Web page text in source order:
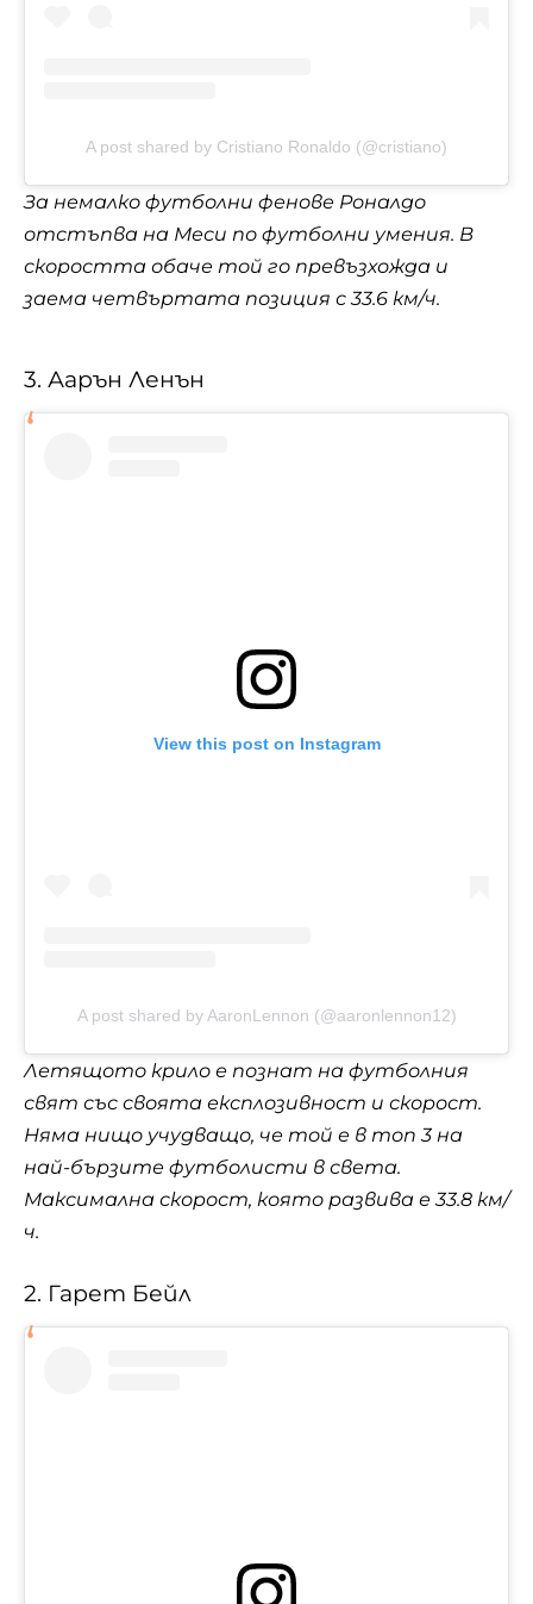
A post shared by Cristiano Ronaldo (@cristiano)
За немалко футболни фенове Роналдо
отстъпва на Меси по футболни умения. В
скоростта обаче той го превъзхожда и
заема четвъртата позиция с 33.6 км/ч.
3. Аарън Ленън
View this post on Instagram
A post shared by AaronLennon (@aaronlennon12)
Летящото крило е познат на футболния
свят със своята експлозивност и скорост.
Няма нищо учудващо, че той е в топ 3 на
най-бързите футболисти в света.
Максимална скорост, която развива е 33.8 км/
ч.
2. Гарет Бейл